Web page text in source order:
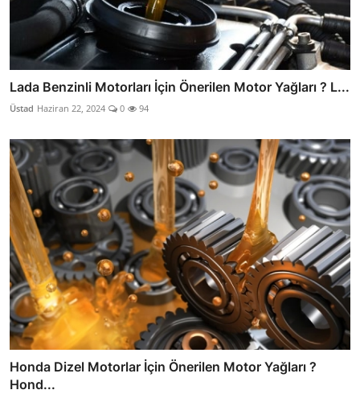
Lada Benzinli Motorları İçin Önerilen Motor Yağları ? L...
Üstad Haziran 22, 2024 0 94
Honda Dizel Motorlar İçin Önerilen Motor Yağları ?
Hond...